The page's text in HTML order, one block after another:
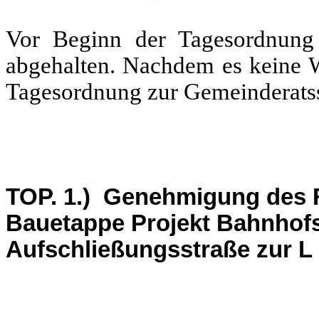
Vor Beginn der
abgehalten. Nachdem es
Tagesordnung zur
TOP. 1.) Genehmigung
Bauetappe Projekt
Aufschließungsstraße zur L